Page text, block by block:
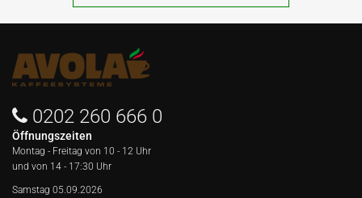
0202 260 666 0
Öffnungszeiten
Montag - Freitag von 10 - 12 Uhr
und von 14 - 17:30 Uhr
Samstag 05.09.2026